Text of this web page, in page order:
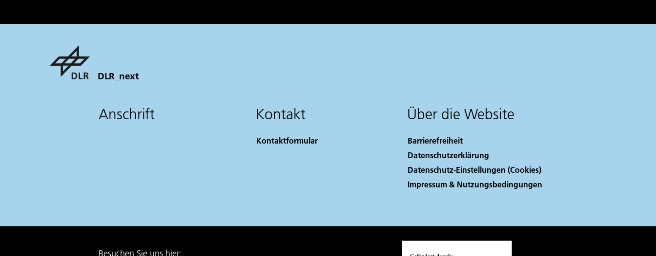
DLR_next
Anschrift Kontakt
Kontaktformular
Über die Website
Barrierefreiheit
Datenschutzerklärung
Datenschutz-Einstellungen (Cookies)
Impressum & Nutzungsbedingungen
Besuchen Sie uns hier: